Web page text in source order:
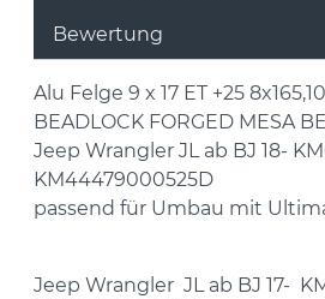
Bewertung
Alu Felge 9 x 17 ET +25
BEADLOCK FORGED MESA
Jeep Wrangler JL ab BJ 18-
KM44479000525D
passend für Umbau mit
Jeep Wrangler JL ab BJ 17-